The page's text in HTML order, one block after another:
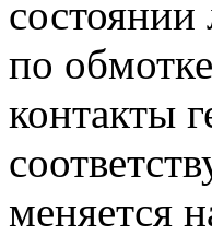
по
контакты
меняется